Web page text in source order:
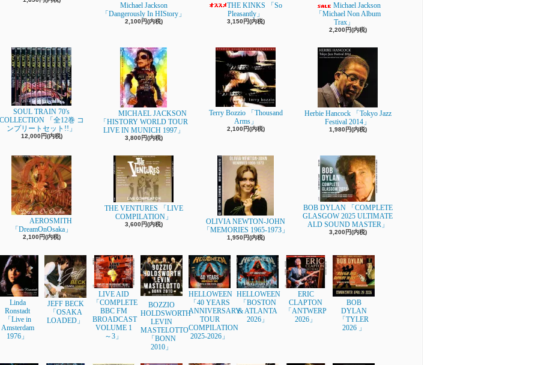
Michael Jackson
「Dangerously In HIStory」
2,100円(内税)
THE KINKS 「So
Pleasantly」
3,150円(内税)
Michael Jackson
「Michael Non Album
Trax」
2,200円(内税)
SOUL TRAIN 70's
COLLECTION 「全12巻 コ
ンプリートセット!!」
12,000円(内税)
MICHAEL JACKSON
「HISTORY WORLD TOUR
LIVE IN MUNICH 1997」
3,800円(内税)
Terry Bozzio 「Thousand
Arms」
2,100円(内税)
Herbie Hancock 「Tokyo Jazz
Festival 2014」
1,980円(内税)
AEROSMITH
「DreamOnOsaka」
2,100円(内税)
THE VENTURES 「LIVE
COMPILATION」
3,600円(内税)
OLIVIA NEWTON-JOHN
「MEMORIES 1965-1973」
1,950円(内税)
BOB DYLAN 「COMPLETE
GLASGOW 2025 ULTIMATE
ALD SOUND MASTER」
3,200円(内税)
Linda
Ronstadt
「Live in
Amsterdam
1976」
JEFF BECK
「OSAKA
LOADED」
LIVE AID
「COMPLETE
BBC FM
BROADCAST
VOLUME 1
～3」
BOZZIO
HOLDSWORTH
LEVIN
MASTELOTTO
「BONN
2010」
HELLOWEEN
「40 YEARS
ANNIVERSARY
TOUR
COMPILATION
2025-2026」
HELLOWEEN
「BOSTON
& ATLANTA
2026」
ERIC
CLAPTON
「ANTWERP
2026」
BOB
DYLAN
「TYLER
2026 」